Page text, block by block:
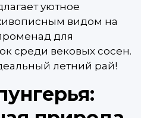
уютное
видом на
для
среди вековых сосен.
летний рай!